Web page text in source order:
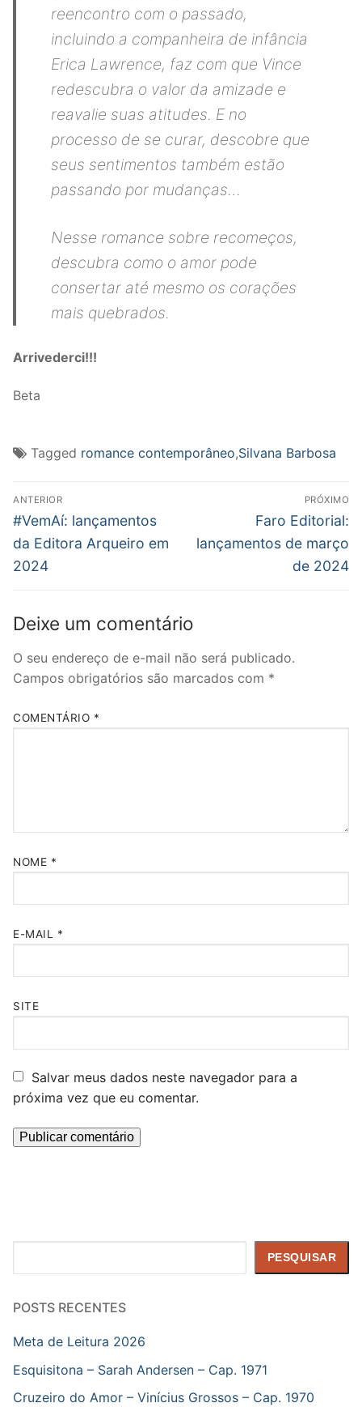
reencontro com o passado,
incluindo a companheira de infância
Erica Lawrence, faz com que Vince
redescubra o valor da amizade e
reavalie suas atitudes. E no
processo de se curar, descobre que
seus sentimentos também estão
passando por mudanças…
Nesse romance sobre recomeços,
descubra como o amor pode
consertar até mesmo os corações
mais quebrados.
Arrivederci!!!
Beta
Tagged romance contemporâneo,Silvana Barbosa
Navegação
de
Post
ANTERIOR
Post
anterior:
#VemAí: lançamentos
da Editora Arqueiro em
2024
PRÓXIMO
Próximo
post:
Faro Editorial:
lançamentos de março
de 2024
Deixe um comentário
O seu endereço de e-mail não será publicado.
Campos obrigatórios são marcados com *
COMENTÁRIO *
NOME *
E-MAIL *
SITE
Salvar meus dados neste navegador para a
próxima vez que eu comentar.
PESQUISAR
POSTS RECENTES
Meta de Leitura 2026
Esquisitona – Sarah Andersen – Cap. 1971
Cruzeiro do Amor – Vinícius Grossos – Cap. 1970